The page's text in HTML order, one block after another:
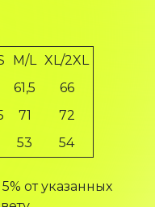
M/L XL/2XL
61,5
66
71
72
53 54
от указанных